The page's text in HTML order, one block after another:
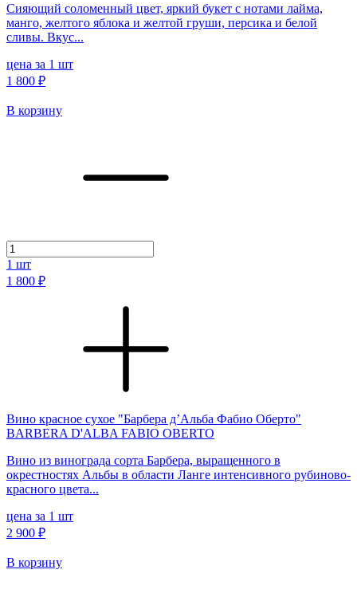
Сияющий соломенный цвет, яркий букет с нотами лайма,
манго, желтого яблока и желтой груши, персика и белой
сливы. Вкус...
цена за 1 шт
1 800 ₽
В корзину
1 шт
1 800 ₽
Вино красное сухое "Барбера д’Альба Фабио Оберто"
BARBERA D'ALBA FABIO OBERTO
Вино из винограда сорта Барбера, выращенного в
окрестностях Альбы в области Ланге интенсивного рубиново-
красного цвета...
цена за 1 шт
2 900 ₽
В корзину